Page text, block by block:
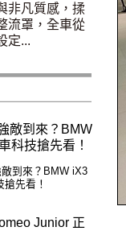
非凡質感，揉
流罩，全車從
定...
敵到來？BMW
科技搶先看！
到來？BMW iX3
先看！
Junior 正